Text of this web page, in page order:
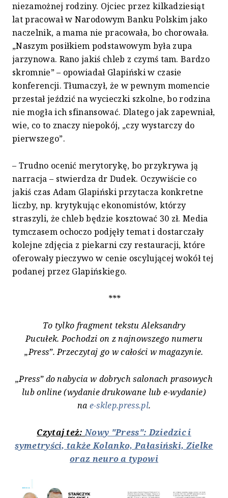
niezamożnej rodziny. Ojciec przez kilkadziesiąt
lat pracował w Narodowym Banku Polskim jako
naczelnik, a mama nie pracowała, bo chorowała.
„Naszym posiłkiem podstawowym była zupa
jarzynowa. Rano jakiś chleb z czymś tam. Bardzo
skromnie” – opowiadał Glapiński w czasie
konferencji. Tłumaczył, że w pewnym momencie
przestał jeździć na wycieczki szkolne, bo rodzina
nie mogła ich sfinansować. Dlatego jak zapewniał,
wie, co to znaczy niepokój, „czy wystarczy do
pierwszego”.
– Trudno ocenić merytorykę, bo przykrywa ją
narracja – stwierdza dr Dudek. Oczywiście co
jakiś czas Adam Glapiński przytacza konkretne
liczby, np. krytykując ekonomistów, którzy
straszyli, że chleb będzie kosztować 30 zł. Media
tymczasem ochoczo podjęły temat i dostarczały
kolejne zdjęcia z piekarni czy restauracji, które
oferowały pieczywo w cenie oscylującej wokół tej
podanej przez Glapińskiego.
***
To tylko fragment tekstuAleksandry
Pucułek.Pochodzi on z najnowszego numeru
„Press”. Przeczytaj go w całości w magazynie.
„Press” do nabycia w dobrych salonach prasowych
lub online (wydanie drukowane lub e-wydanie)
na e-sklep.press.pl.
Czytaj też:Nowy "Press": Dziedzic i
symetryści, także Kolanko, Pałasiński, Zielke
oraz neuro a typowi